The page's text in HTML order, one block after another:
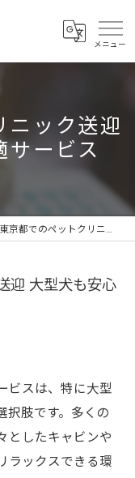
ニック送迎
サービス
東京都でのペットクリニック送迎 大型犬も安心の快適サービス
迎 大型犬も安心
ビスは、特に大型
択肢です。多くの
としたキャビンや
ラックスできる環